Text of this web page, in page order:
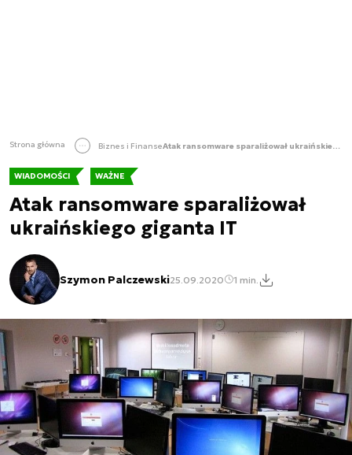
Strona główna Biznes i Finanse Atak ransomware sparaliżował ukraińskiego giganta IT
WIADOMOŚCI WAŻNE
Atak ransomware sparaliżował
ukraińskiego giganta IT
Szymon Palczewski25.09.2020 1 min.